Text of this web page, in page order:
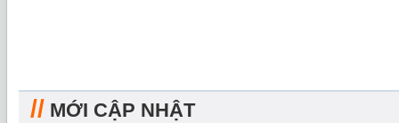
// MỚI CẬP NHẬT